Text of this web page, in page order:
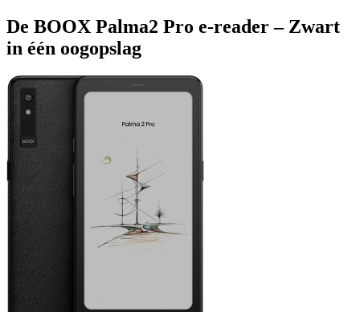
De BOOX Palma2 Pro e-reader – Zwart
in één oogopslag